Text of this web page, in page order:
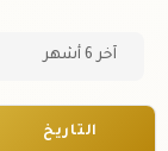
آخر 6 أشهر
التاريخ